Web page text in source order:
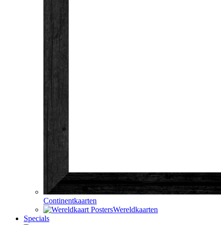
Continentkaarten
Wereldkaarten
Specials